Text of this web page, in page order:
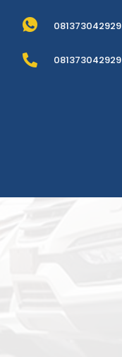
081373042929
081373042929